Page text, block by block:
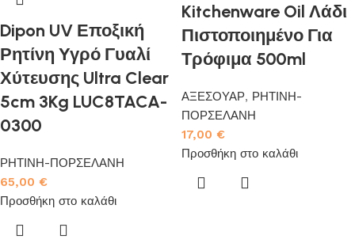
Dipon UV Εποξική
Ρητίνη Υγρό Γυαλί
Χύτευσης Ultra Clear
5cm 3Kg LUC8TACA-
0300
ΡΗΤΙΝΗ-ΠΟΡΣΕΛΑΝΗ
65,00 €
Προσθήκη στο καλάθι
Kitchenware Oil Λάδι
Πιστοποιημένο Για
Τρόφιμα 500ml
ΑΞΕΣΟΥΑΡ, ΡΗΤΙΝΗ-
ΠΟΡΣΕΛΑΝΗ
17,00 €
Προσθήκη στο καλάθι